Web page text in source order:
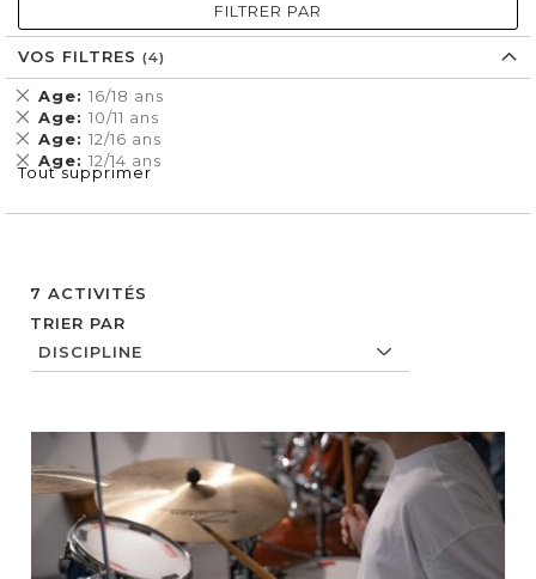
7 ACTIVITÉS
TRIER PAR
FILTRER PAR
VOS FILTRES
Age 16/18 ans
Supprimer
cet
Élément
Age 10/11 ans
Supprimer
cet
Élément
Age 12/16 ans
Supprimer
cet
Élément
Age 12/14 ans
Supprimer
cet
Tout supprimer